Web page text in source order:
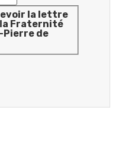
la lettre
Fraternité
de